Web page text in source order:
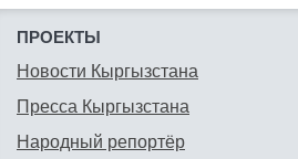
ПРОЕКТЫ
Новости Кыргызстана
Пресса Кыргызстана
Народный репортёр